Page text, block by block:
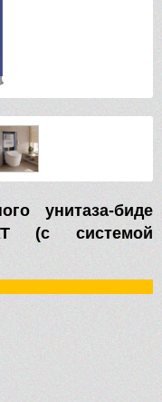
унитаза-биде
(с системой